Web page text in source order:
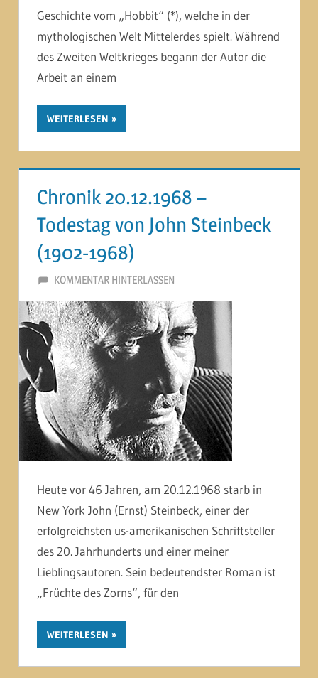
Geschichte vom „Hobbit“ (*), welche in der
mythologischen Welt Mittelerdes spielt. Während
des Zweiten Weltkrieges begann der Autor die
Arbeit an einem
WEITERLESEN
Chronik 20.12.1968 –
Todestag von John Steinbeck
(1902-1968)
20. DEZEMBER 2014
MARTINA BERG
KOMMENTAR HINTERLASSEN
Heute vor 46 Jahren, am 20.12.1968 starb in
New York John (Ernst) Steinbeck, einer der
erfolgreichsten us-amerikanischen Schriftsteller
des 20. Jahrhunderts und einer meiner
Lieblingsautoren. Sein bedeutendster Roman ist
„Früchte des Zorns“, für den
WEITERLESEN